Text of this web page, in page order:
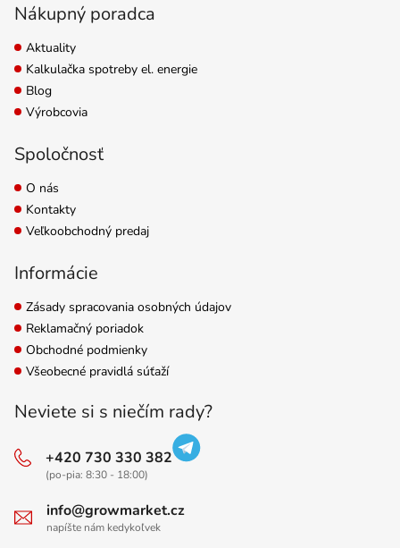
Nákupný poradca
Aktuality
Kalkulačka spotreby el. energie
Blog
Výrobcovia
Spoločnosť
O nás
Kontakty
Veľkoobchodný predaj
Informácie
Zásady spracovania osobných údajov
Reklamačný poriadok
Obchodné podmienky
Všeobecné pravidlá súťaží
Neviete si s niečím rady?
+420 730 330 382
(po-pia: 8:30 - 18:00)
info@growmarket.cz
napíšte nám kedykoľvek